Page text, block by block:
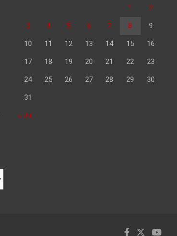
1 2
3 4 5 6 7 8 9
10 11 12 13 14 15 16
17 18 19 20 21 22 23
24 25 26 27 28 29 30
31
« Jul